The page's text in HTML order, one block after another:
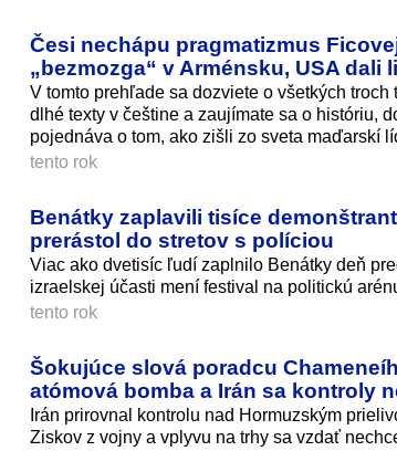
Česi nechápu pragmatizmus
„bezmozga“ v Arménsku, USA
V tomto prehľade sa dozviete o všetkých
dlhé texty v češtine a zaujímate sa o históriu,
pojednáva o tom, ako zišli zo sveta maďarskí
tento rok
Benátky zaplavili tisíce
prerástol do stretov s políciou
Viac ako dvetisíc ľudí zaplnilo Benátky deň
izraelskej účasti mení festival na politickú
tento rok
Šokujúce slová poradcu
atómová bomba a Irán sa kontroly
Irán prirovnal kontrolu nad Hormuzským
Ziskov z vojny a vplyvu na trhy sa vzdať